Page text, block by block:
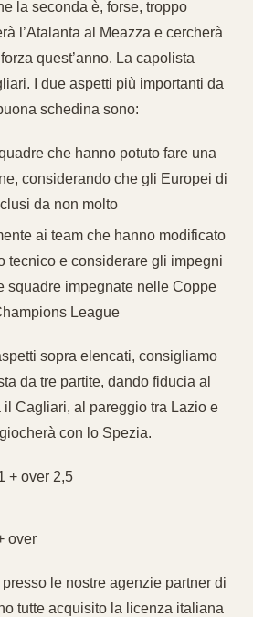
la seconda è, forse, troppo
l’Atalanta al Meazza e cercherà
quest’anno. La capolista
I due aspetti più importanti da
schedina sono:
che hanno potuto fare una
considerando che gli Europei di
da non molto
ai team che hanno modificato
tecnico e considerare gli impegni
squadre impegnate nelle Coppe
League
sopra elencati, consigliamo
da tre partite, dando fiducia al
il Cagliari, al pareggio tra Lazio e
con lo Spezia.
+ over 2,5
over
le nostre agenzie partner di
tutte acquisito la licenza italiana